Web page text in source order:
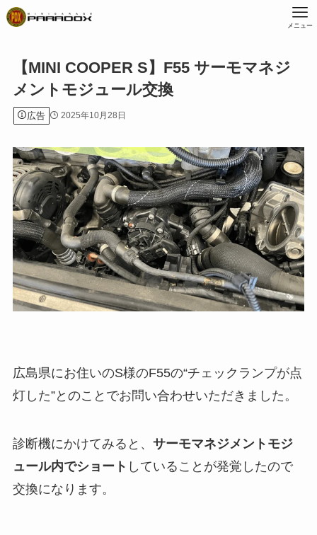
メニュー
【MINI COOPER S】F55 サーモマネジ
メントモジュール交換
広告 2025年10月28日
広島県にお住いのS様のF55の“チェックランプが点
灯した”とのことでお問い合わせいただきました。
診断機にかけてみると、 サーモマネジメントモジ
ュール内でショート していることが発覚したので
交換になります。